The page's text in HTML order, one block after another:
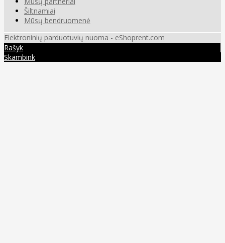
Šiltnamiai
Mūsų bendruomenė
Elektroninių parduotuvių nuoma - eShoprent.com
Rašyk
Skambink